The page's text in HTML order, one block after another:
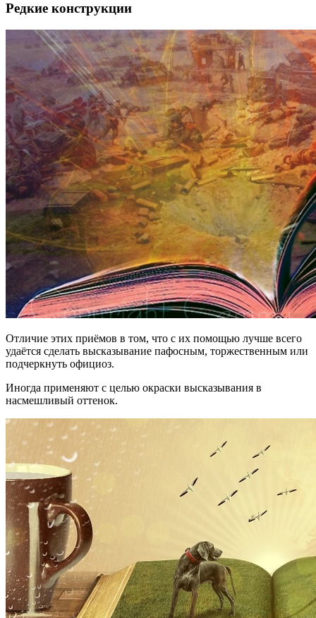
Редкие конструкции
Отличие этих приёмов в том, что с их помощью лучше всего
удаётся сделать высказывание пафосным, торжественным или
подчеркнуть официоз.
Иногда применяют с целью окраски высказывания в
насмешливый оттенок.